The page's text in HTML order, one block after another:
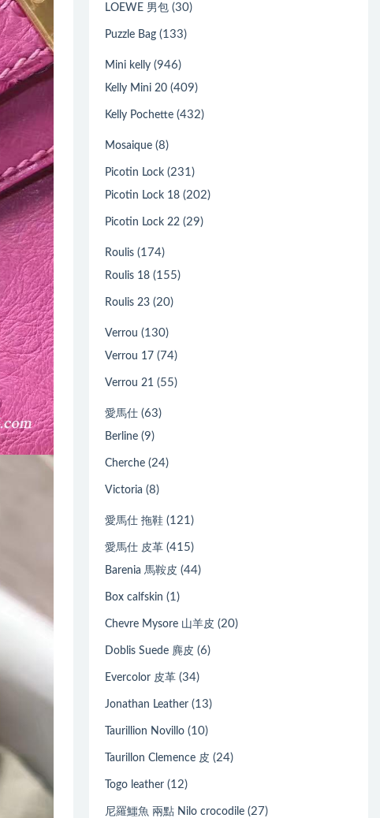
LOEWE 男包 (30)
Puzzle Bag (133)
Mini kelly (946)
Kelly Mini 20 (409)
Kelly Pochette (432)
Mosaique (8)
Picotin Lock (231)
Picotin Lock 18 (202)
Picotin Lock 22 (29)
Roulis (174)
Roulis 18 (155)
Roulis 23 (20)
Verrou (130)
Verrou 17 (74)
Verrou 21 (55)
愛馬仕 (63)
Berline (9)
Cherche (24)
Victoria (8)
愛馬仕 拖鞋 (121)
愛馬仕 皮革 (415)
Barenia 馬鞍皮 (44)
Box calfskin (1)
Chevre Mysore 山羊皮 (20)
Doblis Suede 麂皮 (6)
Evercolor 皮革 (34)
Jonathan Leather (13)
Taurillion Novillo (10)
Taurillon Clemence 皮 (24)
Togo leather (12)
尼羅鱷魚 兩點 Nilo crocodile (27)